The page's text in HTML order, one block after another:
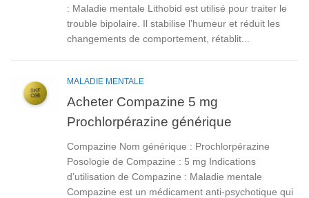
: Maladie mentale Lithobid est utilisé pour traiter le
trouble bipolaire. Il stabilise l’humeur et réduit les
changements de comportement, rétablit...
MALADIE MENTALE
Acheter Compazine 5 mg
Prochlorpérazine générique
Compazine Nom générique : Prochlorpérazine
Posologie de Compazine : 5 mg Indications
d’utilisation de Compazine : Maladie mentale
Compazine est un médicament anti-psychotique qui